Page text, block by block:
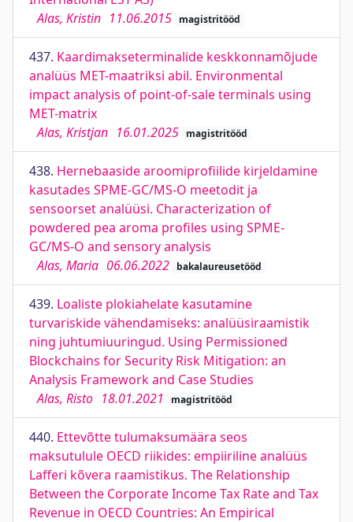
Alas, Kristin 11.06.2015 magistritööd
437. Kaardimakseterminalide keskkonnamõjude
analüüs MET-maatriksi abil. Environmental
impact analysis of point-of-sale terminals using
MET-matrix
Alas, Kristjan 16.01.2025 magistritööd
438. Hernebaaside aroomiprofiilide kirjeldamine
kasutades SPME-GC/MS-O meetodit ja
sensoorset analüüsi. Characterization of
powdered pea aroma profiles using SPME-
GC/MS-O and sensory analysis
Alas, Maria 06.06.2022 bakalaureusetööd
439. Loaliste plokiahelate kasutamine
turvariskide vähendamiseks: analüüsiraamistik
ning juhtumiuuringud. Using Permissioned
Blockchains for Security Risk Mitigation: an
Analysis Framework and Case Studies
Alas, Risto 18.01.2021 magistritööd
440. Ettevõtte tulumaksumäära seos
maksutulule OECD riikides: empiiriline analüüs
Lafferi kõvera raamistikus. The Relationship
Between the Corporate Income Tax Rate and Tax
Revenue in OECD Countries: An Empirical